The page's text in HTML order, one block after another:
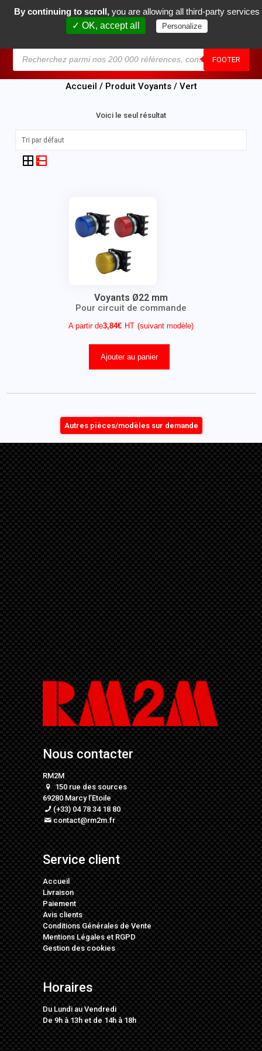
FOOTER
0
Accueil / Produit Voyants / Vert
Voici le seul résultat
Voyants Ø22 mm
Pour circuit de commande
A partir de3,84€ (suivant modèle)
Ajouter au panier
Autres pièces/modèles sur demande
Nous contacter
RM2M
150 rue des sources
69280 Marcy l’Etoile
(+33) 04 78 34 18 80
contact@rm2m.fr
Service client
Accueil
Livraison
Paiement
Avis clients
Conditions Générales de Vente
Mentions LégalesetRGPD
Gestion des cookies
Horaires
Du Lundi au Vendredi
De 9h à 13h et de 14h à 18h
By continuing to scroll, you are allowing all third-party services
✓ OK, accept all
Personalize